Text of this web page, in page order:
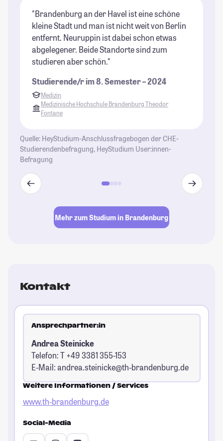
"Brandenburg an der Havel ist eine schöne
kleine Stadt und man ist nicht weit von Berlin
entfernt. Neuruppin ist dabei schon etwas
abgelegener. Beide Standorte sind zum
studieren aber schön."
Studierende/r im 8. Semester – 2024
Medizin
Medizinische Hochschule Brandenburg Theodor
Fontane
Quelle: HeyStudium-Anschlussfragebogen der CHE-
Studierendenbefragung, HeyStudium User:innen-
Befragung
Mehr zum Studium in Brandenburg
Kontakt
Ansprechpartner:in
Andrea Steinicke
Telefon: T +49 3381 355-153
E-Mail:andrea.steinicke@th-brandenburg.de
Weitere Informationen / Services
www.th-brandenburg.de
Social-Media